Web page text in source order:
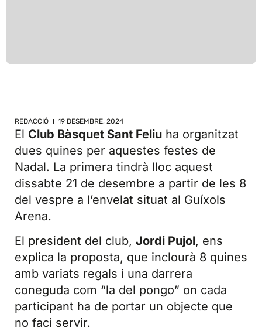
REDACCIÓ 19 DESEMBRE, 2024
El Club Bàsquet Sant Feliu ha organitzat
dues quines per aquestes festes de
Nadal. La primera tindrà lloc aquest
dissabte 21 de desembre a partir de les 8
del vespre a l’envelat situat al Guíxols
Arena.
El president del club, Jordi Pujol, ens
explica la proposta, que inclourà 8 quines
amb variats regals i una darrera
coneguda com “la del pongo” on cada
participant ha de portar un objecte que
no faci servir.